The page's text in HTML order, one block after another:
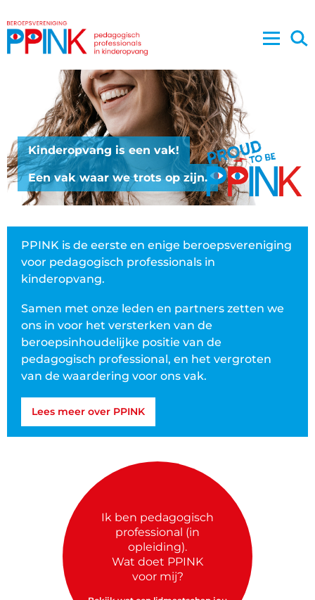
Kinderopvang is een vak!
Een vak waar we trots op zijn.
PPINK is de eerste en enige beroepsvereniging
voor pedagogisch professionals in
kinderopvang.
Samen met onze leden en partners zetten we
ons in voor het versterken van de
beroepsinhoudelijke positie van de
pedagogisch professional, en het vergroten
van de waardering voor ons vak.
Lees meer over PPINK
Ik ben pedagogisch
professional (in
opleiding).
Wat doet PPINK
voor mij?